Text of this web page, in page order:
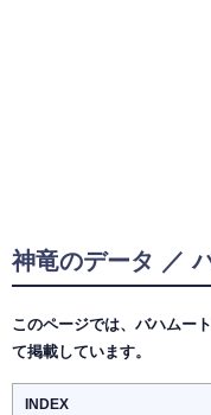
神竜のデータ ／
このページでは、バハムー
て掲載しています。
INDEX